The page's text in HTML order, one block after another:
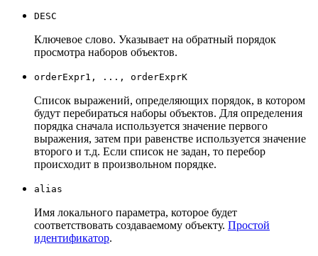
DESC
Ключевое слово. Указывает на обратный порядок
просмотра наборов объектов.
orderExpr1, ..., orderExprK
Список выражений, определяющих порядок, в котором
будут перебираться наборы объектов. Для определения
порядка сначала используется значение первого
выражения, затем при равенстве используется значение
второго и т.д. Если список не задан, то перебор
происходит в произвольном порядке.
alias
Имя локального параметра, которое будет
соответствовать создаваемому объекту. Простой
идентификатор.